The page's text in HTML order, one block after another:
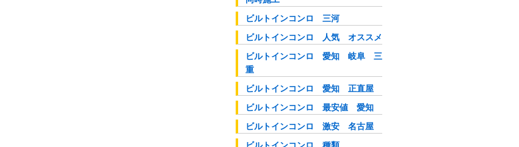
ビルトインコンロ 三河
ビルトインコンロ 人気 オススメ
ビルトインコンロ 愛知 岐阜 三
重
ビルトインコンロ 愛知 正直屋
ビルトインコンロ 最安値 愛知
ビルトインコンロ 激安 名古屋